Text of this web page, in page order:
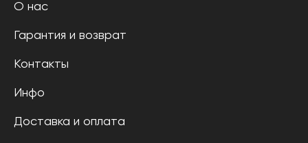
О нас
Гарантия и возврат
Контакты
Инфо
Доставка и оплата